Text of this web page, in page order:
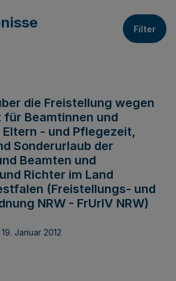
Filter
die Freistellung wegen
Beamtinnen und
- und Pflegezeit,
Sonderurlaub der
Beamten und
Richter im Land
(Freistellungs- und
NRW - FrUrlV NRW)
Januar 2012